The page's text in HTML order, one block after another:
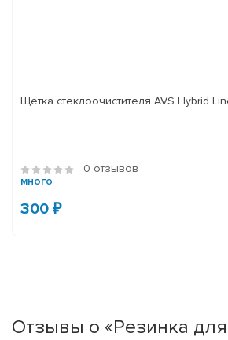
Щетка стеклоочистителя AVS Hybrid
0 отзывов
много
300 ₽
Отзывы о «Резинка